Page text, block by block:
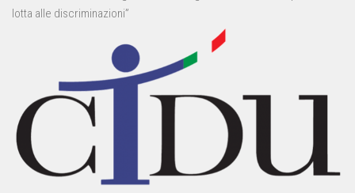
lotta alle discriminazioni”